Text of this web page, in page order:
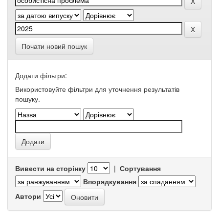
Почати новий пошук
Додати фільтри:
Використовуйте фільтри для уточнення результатів
пошуку.
Вивести на сторінку | Сортування
Впорядкування
Автори